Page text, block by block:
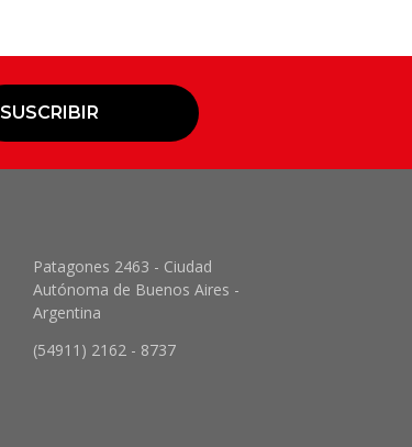
SUSCRIBIR
Patagones 2463 - Ciudad
Autónoma de Buenos Aires -
Argentina
(54911) 2162 - 8737